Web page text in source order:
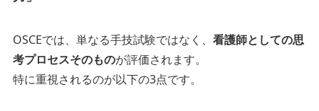
OSCEでは、単なる手技試験ではなく、 看護師としての思
考プロセスそのものが評価されます。
特に重視されるのが以下の3点です。